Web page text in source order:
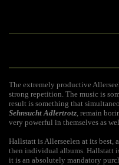
The extremely productive
strong repetition. The music is
result is something that
Sehnsucht Adlertrotz, remain
very powerful in themselves as
Hallstatt is Allerseelen at its best,
then individual albums. Hallstatt
it is an absolutely mandatory